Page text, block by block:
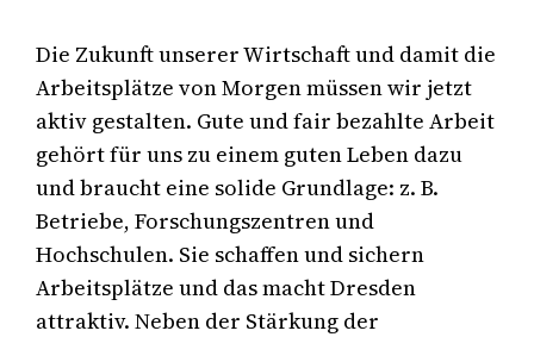
Die Zukunft unserer Wirtschaft und damit die
Arbeitsplätze von Morgen müssen wir jetzt
aktiv gestalten. Gute und fair bezahlte Arbeit
gehört für uns zu einem guten Leben dazu
und braucht eine solide Grundlage: z. B.
Betriebe, Forschungszentren und
Hochschulen. Sie schaffen und sichern
Arbeitsplätze und das macht Dresden
attraktiv. Neben der Stärkung der